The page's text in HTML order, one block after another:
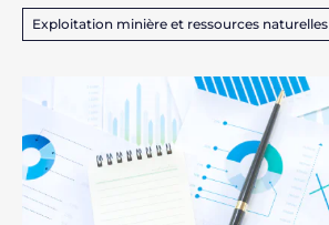
Exploitation minière et ressources naturelles